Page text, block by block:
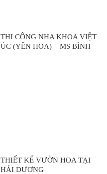
THI CÔNG NHA KHOA VIỆT
ÚC (YÊN HOA) – MS BÌNH
THIẾT KẾ VƯỜN HOA TẠI
HẢI DƯƠNG